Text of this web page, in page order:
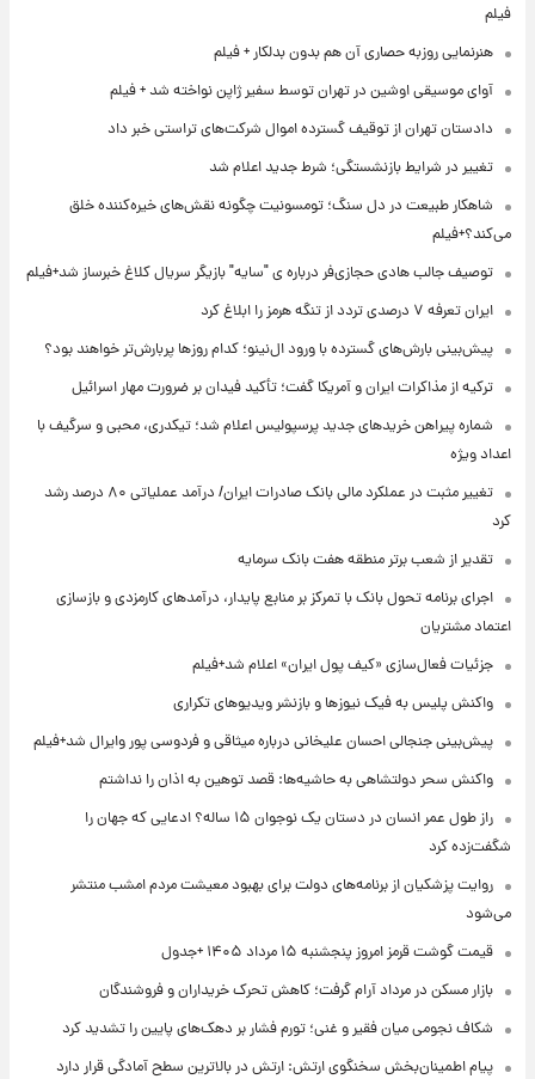
فیلم
هنرنمایی روزبه حصاری آن هم بدون بدلکار + فیلم
آوای موسیقی اوشین در تهران توسط سفیر ژاپن نواخته شد + فیلم
دادستان تهران از توقیف گسترده اموال شرکت‌های تراستی خبر داد
تغییر در شرایط بازنشستگی؛ شرط جدید اعلام شد
شاهکار طبیعت در دل سنگ؛ تومسونیت چگونه نقش‌های خیره‌کننده خلق
می‌کند؟+فیلم
توصیف جالب هادی حجازی‌فر درباره ی "سایه" بازیگر سریال کلاغ خبرساز شد+فیلم
ایران تعرفه ۷ درصدی تردد از تنگه هرمز را ابلاغ کرد
پیش‌بینی بارش‌های گسترده با ورود ال‌نینو؛ کدام روزها پربارش‌تر خواهند بود؟
ترکیه از مذاکرات ایران و آمریکا گفت؛ تأکید فیدان بر ضرورت مهار اسرائیل
شماره پیراهن خریدهای جدید پرسپولیس اعلام شد؛ تیکدری، محبی و سرگیف با
اعداد ویژه
تغییر مثبت در عملکرد مالی بانک صادرات ایران/ درآمد عملیاتی ۸۰ درصد رشد
کرد
تقدیر از شعب برتر منطقه هفت بانک سرمایه
اجرای برنامه تحول بانک با تمرکز بر منابع پایدار، درآمدهای کارمزدی و بازسازی
اعتماد مشتریان
جزئیات فعال‌سازی «کیف پول ایران» اعلام شد+فیلم
واکنش پلیس به فیک نیوزها و بازنشر ویدیوهای تکراری
پیش‌بینی جنجالی احسان علیخانی درباره میثاقی و فردوسی پور وایرال شد+فیلم
واکنش سحر دولتشاهی به حاشیه‌ها: قصد توهین به اذان را نداشتم
راز طول عمر انسان در دستان یک نوجوان ۱۵ ساله؟ ادعایی که جهان را
شگفت‌زده کرد
روایت پزشکیان از برنامه‌های دولت برای بهبود معیشت مردم امشب منتشر
می‌شود
قیمت گوشت قرمز امروز پنجشنبه ۱۵ مرداد ۱۴۰۵ +جدول
بازار مسکن در مرداد آرام گرفت؛ کاهش تحرک خریداران و فروشندگان
شکاف نجومی میان فقیر و غنی؛ تورم فشار بر دهک‌های پایین را تشدید کرد
پیام اطمینان‌بخش سخنگوی ارتش: ارتش در بالاترین سطح آمادگی قرار دارد